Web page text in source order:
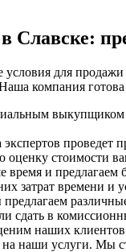
для
компания
выкупщиком
проведет
стоимости
время и
затрат времени и
сдать в
наших
наши услуги. Мы